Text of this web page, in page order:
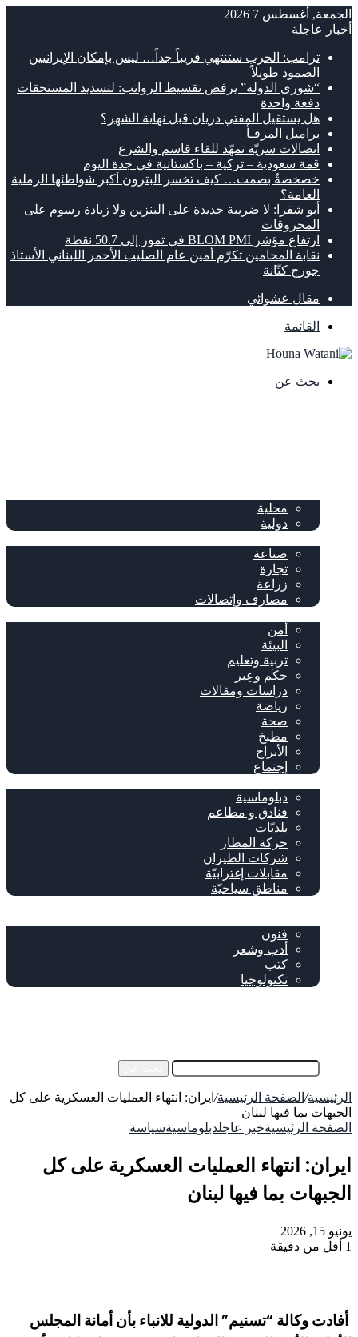
الجمعة, أغسطس 7 2026
أخبار عاجلة
ترامب: الحرب ستنتهي قريباً جداً… ليس بإمكان الإيرانيين
الصمود طويلاً
“شورى الدولة” يرفض تقسيط الرواتب: لتسديد المستحقات
دفعة واحدة
هل يستقيل المفتي دريان قبل نهاية الشهر؟
براميل المرفـأ
اتصالات سريّة تمهّد للقاء قاسم والشرع
قمة سعودية – تركية – باكستانية في جدة اليوم
خصخصةٌ بصمت… كيف تخسر البترون أكبر شواطئها الرملية
العامة؟
أبو شقرا: لا ضريبة جديدة على البنزين ولا زيادة رسوم على
المحروقات
ارتفاع مؤشر BLOM PMI في تموز إلى 50.7 نقطة
نقابة المحامين تكرّم أمين عام الصليب الأحمر اللبناني الأستاذ
جورج كتّانة
مقال عشوائي
القائمة
بحث عن
محلية
دولية
صناعة
تجارة
زراعة
مصارف وإتصالات
أمن
البيئة
تربية وتعليم
حكَم وعِبر
دراسات ومقالات
رياضة
صحة
مطبخ
الأبراج
إجتماع
دبلوماسية
فنادق و مطاعم
بلديّات
حركة المطار
شركات الطيران
مقابلات إغترابيّة
مناطق سياحيّة
فنون
أدب وشعر
كتب
تكنولوجيا
الرئيسية/ الصفحة الرئيسية/ ايران: انتهاء العمليات العسكرية على كل
الجبهات بما فيها لبنان
الصفحة الرئيسيةخبر عاجلدبلوماسيةسياسة
ايران: انتهاء العمليات العسكرية على كل
الجبهات بما فيها لبنان
يونيو 15, 2026
1 أقل من دقيقة
أفادت وكالة “تسنيم” الدولية للانباء بأن أمانة المجلس